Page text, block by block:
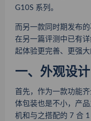
G10S 系列。
而另一款同时期发布
在另一篇评测中已有
起体验更完善、更强大
一、外观设计
首先，作为一款功能
体包装也是不小，产
机和与之搭配的 7 合